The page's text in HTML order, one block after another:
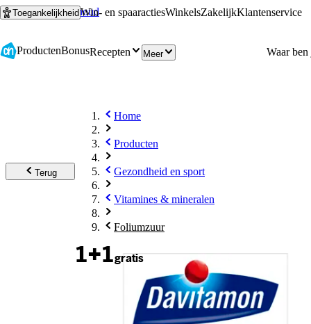
Ga naar hoofdinhoud
Ga naar zoeken
ToegankelijkheidWin- en spaaractiesWinkelsZakelijkKlantenservice
ProductenBonusRecepten Meer
Terug
Home
Producten
Gezondheid en sport
Vitamines & mineralen
Foliumzuur
1+1gratis